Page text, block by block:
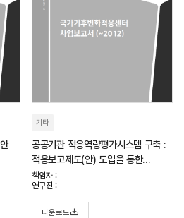
기타
공공기관 적응역량평가시스템 구축 :
적응보고제도(안) 도입을 통한
적응역량평가 및 관리를 중심으로
책임자 :
연구진 :
다운로드